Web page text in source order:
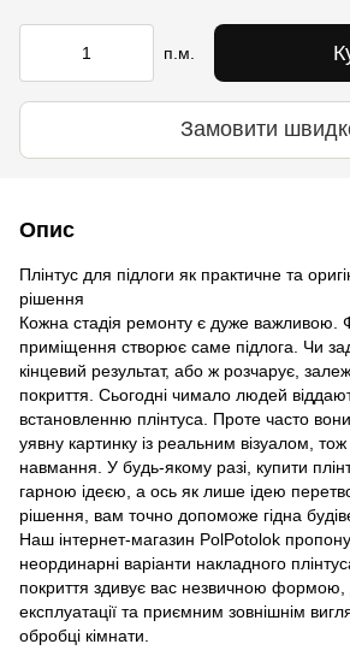
п.м.
Замовити
Опис
Плінтус для підлоги як практичне та
рішення
Кожна стадія ремонту є дуже важливою.
приміщення створює саме підлога. Чи
кінцевий результат, або ж розчарує,
покриття. Сьогодні чимало людей
встановленню плінтуса. Проте часто
уявну картинку із реальним візуалом,
навмання. У будь-якому разі, купити
гарною ідеєю, а ось як лише ідею
рішення, вам точно допоможе гідна
Наш інтернет-магазин PolPotolok
неординарні варіанти накладного
покриття здивує вас незвичною формою,
експлуатації та приємним зовнішнім
обробці кімнати.